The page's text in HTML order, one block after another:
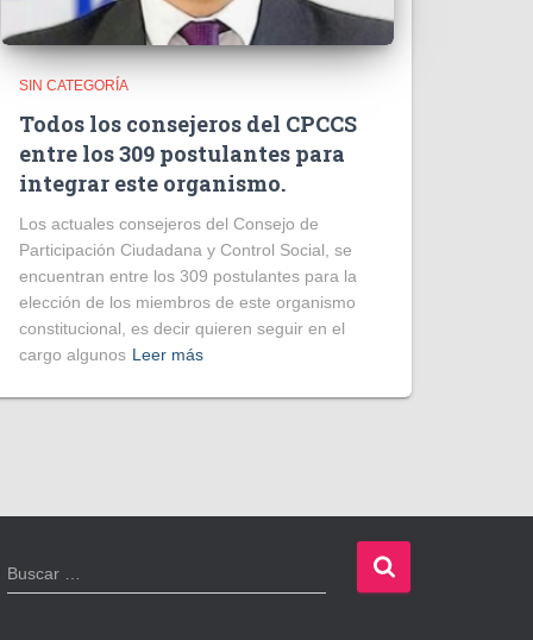
SIN CATEGORÍA
Todos los consejeros del CPCCS
entre los 309 postulantes para
integrar este organismo.
Los actuales consejeros del Consejo de
Participación Ciudadana y Control Social, se
encuentran entre los 309 postulantes para la
elección de los miembros de este organismo
constitucional, es decir quieren seguir en el
cargo algunos Leer más
B
u
Buscar …